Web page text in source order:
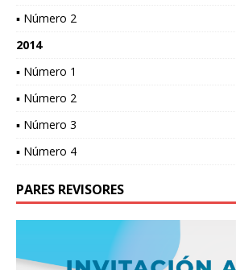
▪ Número 2
2014
▪ Número 1
▪ Número 2
▪ Número 3
▪ Número 4
PARES REVISORES